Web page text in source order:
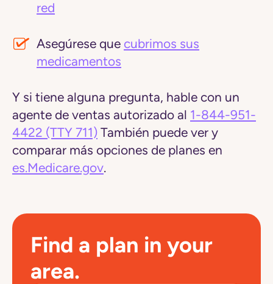
red
Asegúrese que cubrimos sus
medicamentos
Y si tiene alguna pregunta, hable con un
agente de ventas autorizado al 1-844-951-
4422 (TTY 711) También puede ver y
comparar más opciones de planes en
es.Medicare.gov.
Find a plan in your
area.